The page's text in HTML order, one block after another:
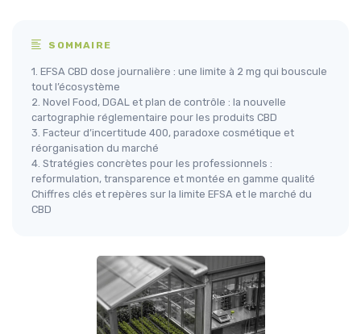
SOMMAIRE
1. EFSA CBD dose journalière : une limite à 2 mg qui bouscule
tout l’écosystème
2. Novel Food, DGAL et plan de contrôle : la nouvelle
cartographie réglementaire pour les produits CBD
3. Facteur d’incertitude 400, paradoxe cosmétique et
réorganisation du marché
4. Stratégies concrètes pour les professionnels :
reformulation, transparence et montée en gamme qualité
Chiffres clés et repères sur la limite EFSA et le marché du
CBD